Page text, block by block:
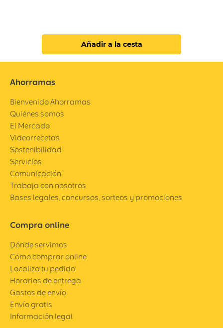
Añadir a la cesta
Ahorramas
Bienvenido Ahorramas
Quiénes somos
El Mercado
Videorrecetas
Sostenibilidad
Servicios
Comunicación
Trabaja con nosotros
Bases legales, concursos, sorteos y promociones
Compra online
Dónde servimos
Cómo comprar online
Localiza tu pedido
Horarios de entrega
Gastos de envío
Envío gratis
Información legal